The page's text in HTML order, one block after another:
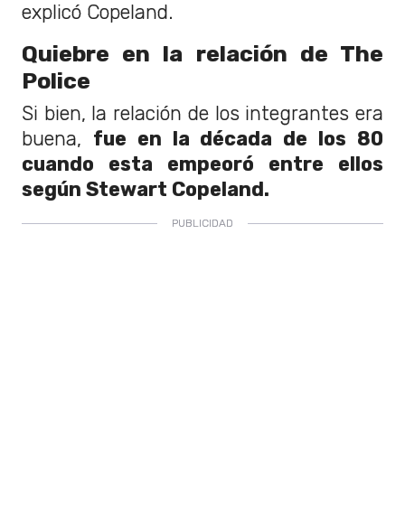
explicó Copeland.
Quiebre en la relación de The
Police
Si bien, la relación de los integrantes era
buena, fue en la década de los 80
cuando esta empeoró entre ellos
según Stewart Copeland.